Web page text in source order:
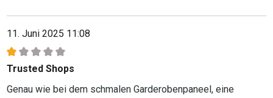
11. Juni 2025 11:08
Bewertung mit 1 von 5 Sternen
Trusted Shops
Genau wie bei dem schmalen Garderobenpaneel, eine